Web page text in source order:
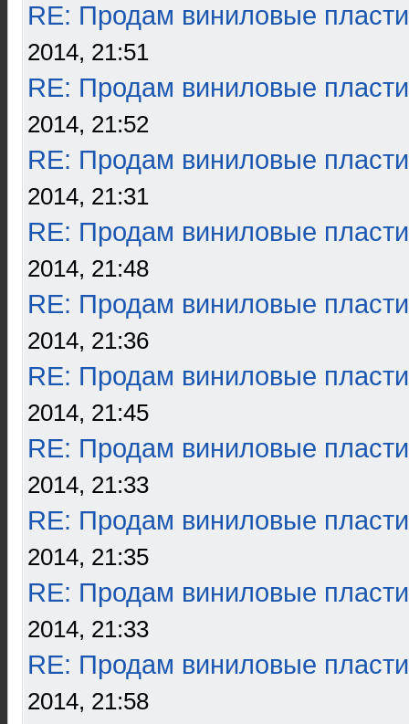
RE: Продам виниловые
2014, 21:51
RE: Продам виниловые
2014, 21:52
RE: Продам виниловые
2014, 21:31
RE: Продам виниловые
2014, 21:48
RE: Продам виниловые
2014, 21:36
RE: Продам виниловые
2014, 21:45
RE: Продам виниловые
2014, 21:33
RE: Продам виниловые
2014, 21:35
RE: Продам виниловые
2014, 21:33
RE: Продам виниловые
2014, 21:58